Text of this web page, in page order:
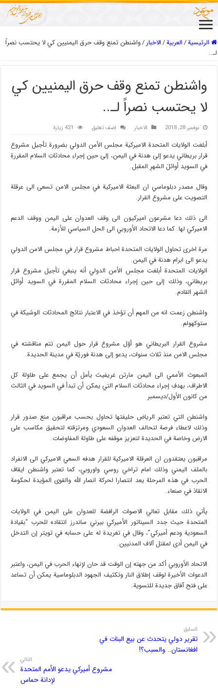
الرئيسية/العربیة/الاخبار/واشنطن تمنع وقف حرق اليمنيين كي لا يحتسب نصراً
لـ..
واشنطن تمنع وقف حرق اليمنيين كي
لا يحتسب نصراً لـ..
نوفمبر 28, 2018 الاخبار اضف تعليق 421 زيارة
أبلغت الولايات المتحدة الاميركية مجلس الأمن الدولي بضرورة تأجيل مشروع
قرار بريطاني يدعو إلى هدنة في اليمن، إلى حين إجراءِ محادثاتِ السلام المقررةِ
في السويد أوائلَ الشهرِ المقبل.
وقال مصدر دبلوماسي ان البعثة الاميركية في مجلس الامن تسعى الى عرقلة
التصويت على مشروع القرار.
الى ذلك دعا مشرعون اميركيون الى وقف العدوان على اليمن ووقف الدعم
الاميركي لها. كما دعا الاتحاد الأوروبي الى الحل السياسي للأزمة.
مرة اخرى تحاول الولايات المتحدة احباط مشروع قرار في مجلس الامن الدولي
يدعو الى ابرام هدنة في اليمن.
الولايات المتحدة أبلغت مجلس الأمن الدولي أنه ينبغي تأجيل مشروع قرار
بريطاني، وذلك إلى حين إجراء محادثات السلام المقررة في السويد أوائل
الشهر القادم.
واشنطن زعمت انه من المهم أن تؤخذ في الاعتبار نتائج المحادثات الوشيكة في
ستوكهولم.
مشروع القرار البريطاني هو أوّل مشروع قرار حول اليمن تتم مناقشته في
مجلس الامن منذ ثلاث سنوات، يدعو إلى هدنة فوريّة في مدينة الحديدة.
المبعوث الأممي الى اليمن مارتن غريفيث يأمل أن يجمع على طاولة كل
الاطراف، بهدف إجراء محادثات السلام التي يمكن أن تبدأ في السويد في الثالث
من كانون الأول/ديسمبر
واشنطن التي تعتبر الرياض حليفتها تحاول بحسب مراقبون منع صدور قرار
وذلك لاعطاء فرصة لتحالف العدوان السعودي ومرتزقته لتحقيق مكاسب على
الارض وخاصة في الحديدة لتعزيز موقفه على طاولة المفاوضات.
مراقبون يعتقدون ان العرقلة الاميركية للقرار هدفه السعي الاميركي الى الانفراد
بالملف اليمني وذلك امام تراخي روسي واوروبي، كما تعتبر واشنطن ايقاف
الحرب في هذه المرحلة يعد انتصارا لحركة انصار الله والقوى المؤيدة لحكومة
الانقاذ في صنعاء.
يأتي ذلك مقابل تعالي الاصوات الرافضة للعدوان على اليمن في الولايات
المتحدة حيث جدد السيناتور الأميركي بيرني ساندرز انتقاده للحرب “بقيادة
السعودية ودعم أميركي”، وقال في تغريدة له على حسابه في تويتر إن التدخل
في اليمن أدى لمقتل آلاف المدنيين.
الاتحاد الأوروبي أكد من جهته إن الوقت قد حان لإنهاء الحرب في اليمن، واعتبر
الدعوات الأخيرة لوقف إطلاق النار وتكثيف الجهود الدبلوماسية يمكن أن تساعد
على فتح آفاق جديدة للتسوية.
السابق
تقرير دولي يتحدث عن بيع البنات في
افغانستان.. والسبب؟!
التالي
مشروع أميركي يدعو الأمم المتحدة
لإدانة حماس